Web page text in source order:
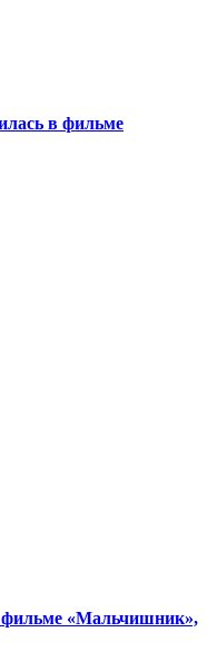
в фильме
фильме «Мальчишник»,